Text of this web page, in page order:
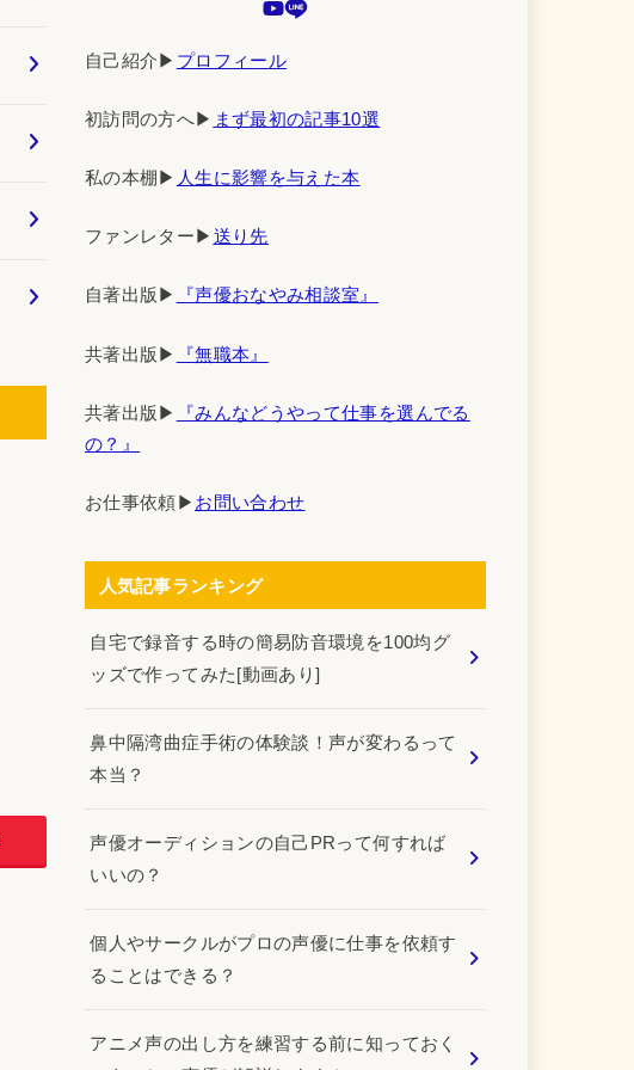
自己紹介▶︎ プロフィール
初訪問の方へ▶︎ まず最初の記事10選
私の本棚▶︎ 人生に影響を与えた本
ファンレター▶︎ 送り先
自著出版▶︎ 『声優おなやみ相談室』
共著出版▶︎ 『無職本』
共著出版▶︎
『みんなどうやって仕事を選んでる
の？』
お仕事依頼▶︎ お問い合わせ
人気記事ランキング
自宅で録音する時の簡易防音環境を100均グ
ッズで作ってみた[動画あり]
鼻中隔湾曲症手術の体験談！声が変わるって
本当？
声優オーディションの自己PRって何すれば
いいの？
個人やサークルがプロの声優に仕事を依頼す
ることはできる？
アニメ声の出し方を練習する前に知っておく